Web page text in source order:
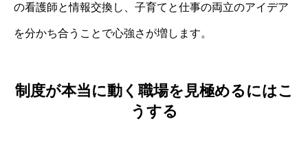
の看護師と情報交換し、子育てと仕事の両立のアイデア
を分かち合うことで心強さが増します。
制度が本当に動く職場を見極めるにはこ
うする